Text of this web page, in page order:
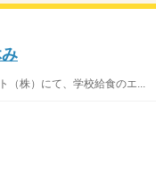
（株）にて、学校給食のエ...